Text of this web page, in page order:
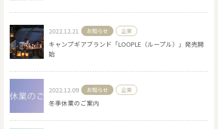
色で探す
お買い物ガイド
2022.12.21 お知らせ 企業
キャンプギアブランド「LOOPLE（ループル）」発売開
始
2022.12.09 お知らせ 企業
冬季休業のご案内